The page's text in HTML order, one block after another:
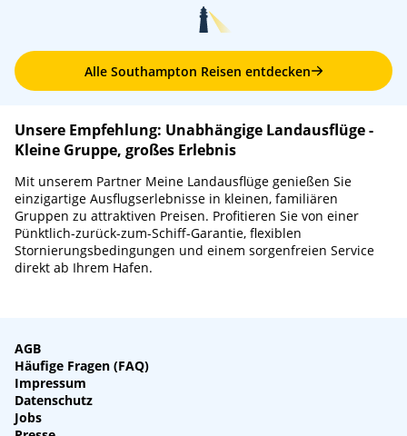
Alle Southampton Reisen entdecken
Unsere Empfehlung: Unabhängige Landausflüge -
Kleine Gruppe, großes Erlebnis
Mit unserem Partner Meine Landausflüge genießen Sie
einzigartige Ausflugserlebnisse in kleinen, familiären
Gruppen zu attraktiven Preisen. Profitieren Sie von einer
Pünktlich-zurück-zum-Schiff-Garantie, flexiblen
Stornierungsbedingungen und einem sorgenfreien Service
direkt ab Ihrem Hafen.
AGB
Häufige Fragen (FAQ)
Impressum
Datenschutz
Jobs